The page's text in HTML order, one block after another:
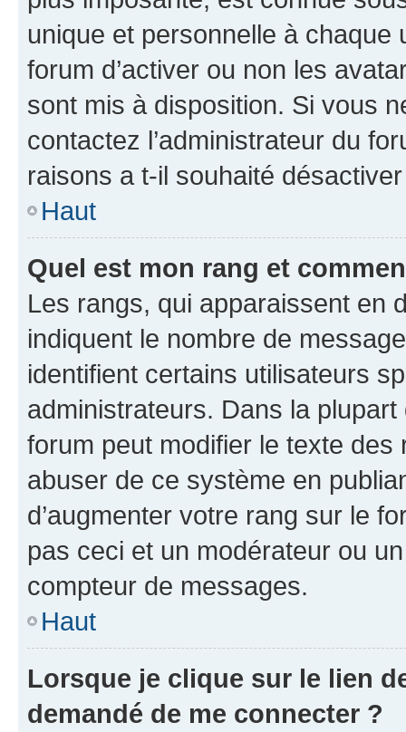
unique et personnelle à chaque
forum d’activer ou non les
sont mis à disposition. Si vous
contactez l’administrateur du
raisons a t-il souhaité
Haut
Quel est mon rang et
Les rangs, qui apparaissent en
indiquent le nombre de
identifient certains utilisateurs
administrateurs. Dans la
forum peut modifier le texte
abuser de ce système en
d’augmenter votre rang sur le
pas ceci et un modérateur ou
compteur de messages.
Haut
Lorsque je clique sur le lien
demandé de me connecter ?